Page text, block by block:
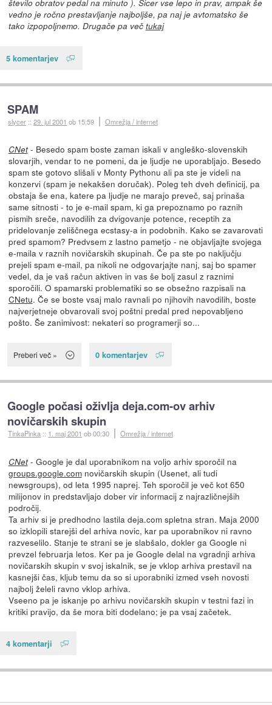
število obratov pedal na minuto ). Sicer vse lepo in prav, ampak še
vedno je ročno prestavljanje najboljše, pa naj je avtomatsko še
tako izpopoljnemo. Drugače pa več tukaj
5 komentarjev
SPAM
slycer ::29. jul 2001 ob 15:59 Omrežja / internet
CNet- Besedo spam boste zaman iskali v angleško-slovenskih
slovarjih, vendar to ne pomeni, da je ljudje ne uporabljajo. Besedo
spam ste gotovo slišali v Monty Pythonu ali pa ste je videli na
konzervi (spam je nekakšen doručak). Poleg teh dveh definicij, pa
obstaja še ena, katere pa ljudje ne marajo preveč, saj prinaša
same sitnosti - to je e-mail spam, ki ga prepoznamo po raznih
pismih sreče, navodilih za dvigovanje potence, receptih za
pridelovanje zeliščnega ecstasy-a in podobnih. Kako se zavarovati
pred spamom? Predvsem z lastno pametjo - ne objavljajte svojega
e-maila v raznih novičarskih skupinah. Če pa ste po naključju
prejeli spam e-mail, pa nikoli ne odgovarjajte nanj, saj bo spamer
vedel, da je vaš račun aktiven in vas še bolj zasul z raznimi
sporočili. O spamarski problematiki so se obsežno razpisali na
CNetu. Če se boste vsaj malo ravnali po njihovih navodilih, boste
najverjetneje obvarovali svoj poštni predal pred nepovabljeno
pošto. Še zanimivost: nekateri so programerji so...
Preberi več » 0 komentarjev
Google počasi oživlja deja.com-ov arhiv
novičarskih skupin
TinkaPinka :: 1. maj 2001 ob 00:30 Omrežja / internet
CNet- Google je dal uporabnikom na voljo arhiv sporočil na
groups.google.comnovičarskih skupin (Usenet, ali tudi
newsgroups), od leta 1995 naprej. Teh sporočil je več kot 650
milijonov in predstavljajo dober vir informacij z najrazličnejših
področij.
Ta arhiv si je predhodno lastila deja.com spletna stran. Maja 2000
so izklopili starejši del arhiva novic, kar pa uporabnikov ni ravno
razveselilo. Stanje te strani se je slabšalo, dokler ga Google ni
prevzel februarja letos. Ker pa je Google delal na vgradnji arhiva
novičarskih skupin v svoj iskalnik, se je vklop arhiva prestavil na
kasnejši čas, kljub temu da so si uporabniki izmed vseh novosti
najbolj želeli ravno vklop arhiva.
Vseeno pa je iskanje po arhivu novičarskih skupin v testni fazi in
kritiki pravijo, da še mora biti dodelano; je pa vsaj začetek.
4 komentarji